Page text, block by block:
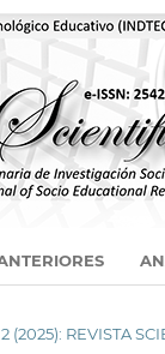
(2025): REVISTA